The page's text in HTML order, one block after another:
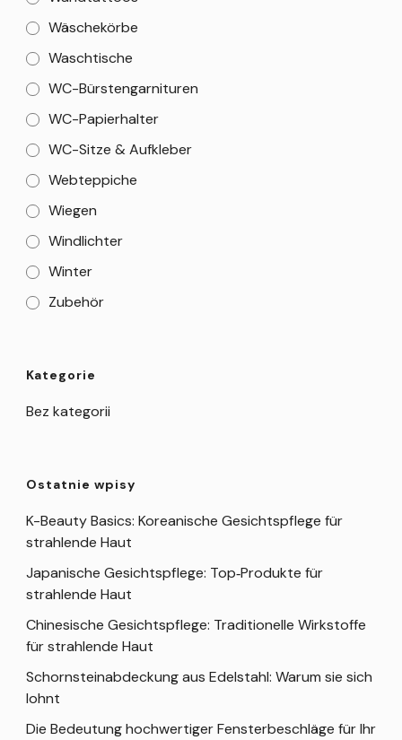
Wäschekörbe
Waschtische
WC-Bürstengarnituren
WC-Papierhalter
WC-Sitze & Aufkleber
Webteppiche
Wiegen
Windlichter
Winter
Zubehör
Kategorie
Bez kategorii
Ostatnie wpisy
K-Beauty Basics: Koreanische Gesichtspflege für
strahlende Haut
Japanische Gesichtspflege: Top‑Produkte für
strahlende Haut
Chinesische Gesichtspflege: Traditionelle Wirkstoffe
für strahlende Haut
Schornsteinabdeckung aus Edelstahl: Warum sie sich
lohnt
Die Bedeutung hochwertiger Fensterbeschläge für Ihr